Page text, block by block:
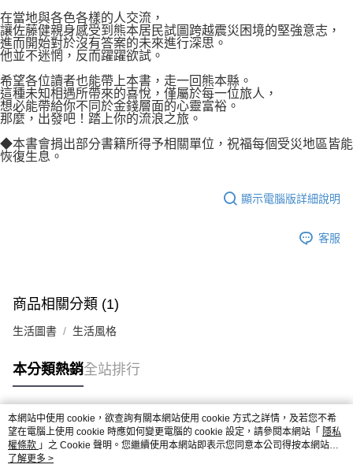
在當地與各色各樣的人交流，
讓佐藤健親身感受到熊本居民試圖跨越震災困境的堅強意志，
進而開始對於沒有答案的未來進行深思。
他並不迷惘，反而躍躍欲試。
希望各位讀者也能帶上本書，走一回熊本縣。
這種未知相遇所帶來的喜悅，僅屬於每一位旅人，
想必能帶給你不同於金錢層面的心靈富裕。
那麼，出發吧！踏上你的流浪之旅。
◆本書會捐出部分書籍所得予相關單位，祝福每個受災地區皆能
恢復生息。
顯示電腦版詳細說明
客服
商品相關分類 (1)
生活圖書 生活風格
本分類熱銷全站排行
熱門標籤
本網站中使用 cookie，欲查詢有關本網站使用 cookie 方式之詳情，及若您不希
望在電腦上使用 cookie 時應如何變更電腦的 cookie 設定，請參閱本網站「 隱私
權條款 」之 Cookie 聲明。您繼續使用本網站即表示您同意本公司得按本網站使
用條款之 Cookie 聲明使用 cookie。
了解更多 >